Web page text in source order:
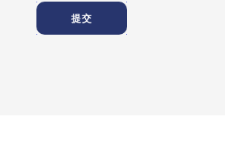
提交